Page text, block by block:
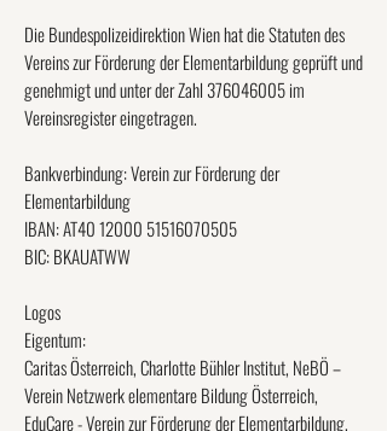
Die Bundespolizeidirektion Wien hat die Statuten des
Vereins zur Förderung der Elementarbildung geprüft und
genehmigt und unter der Zahl 376046005im
Vereinsregister eingetragen.
Bankverbindung: Verein zur Förderung der
Elementarbildung
IBAN: AT4012000 51516070505
BIC: BKAUATWW
Logos
Eigentum:
Caritas Österreich, Charlotte Bühler Institut, NeBÖ –
Verein Netzwerk elementare Bildung Österreich,
EduCare - Verein zur Förderung der Elementarbildung,